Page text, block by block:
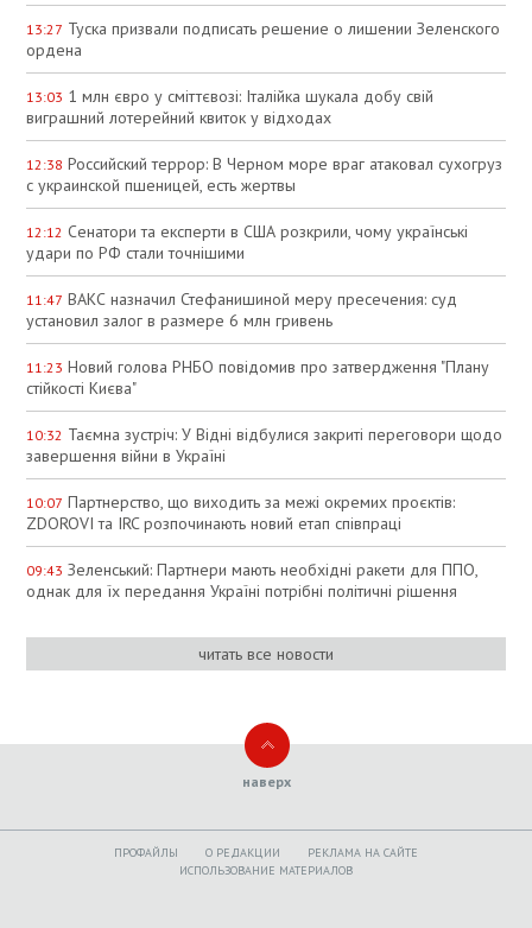
13:27 Туска призвали подписать решение о лишении Зеленского
ордена
13:03 1 млн євро у сміттєвозі: Італійка шукала добу свій
виграшний лотерейний квиток у відходах
12:38 Российский террор: В Черном море враг атаковал сухогруз
с украинской пшеницей, есть жертвы
12:12 Сенатори та експерти в США розкрили, чому українські
удари по РФ стали точнішими
11:47 ВАКС назначил Стефанишиной меру пресечения: суд
установил залог в размере 6 млн гривень
11:23 Новий голова РНБО повідомив про затвердження "Плану
стійкості Києва"
10:32 Таємна зустріч: У Відні відбулися закриті переговори щодо
завершення війни в Україні
10:07 Партнерство, що виходить за межі окремих проєктів:
ZDOROVI та IRC розпочинають новий етап співпраці
09:43 Зеленський: Партнери мають необхідні ракети для ППО,
однак для їх передання Україні потрібні політичні рішення
читать все новости
наверх
ПРОФАЙЛЫ O РЕДАКЦИИ
РЕКЛАМА НА САЙТЕ
ИСПОЛЬЗОВАНИЕ МАТЕРИАЛОВ